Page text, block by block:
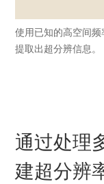
使用已知的高空间
提取出超分辨信息。
通过处理
建超分辨